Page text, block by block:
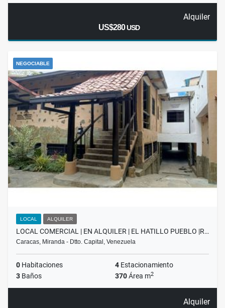
Alquiler
US$280USD
NEGOCIABLE
LOCAL ALQUILER
LOCAL COMERCIAL | EN ALQUILER | EL HATILLO PUEBLO |R…
Caracas, Miranda - Dtto. Capital, Venezuela
0 Habitaciones 4 Estacionamiento
3 Baños 370Área m2
Alquiler